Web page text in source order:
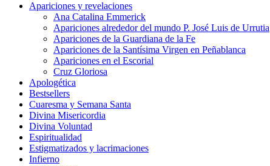
Apariciones y revelaciones
Ana Catalina Emmerick
Apariciones alrededor del mundo P. José Luis de Urrutia
Apariciones de la Guardiana de la Fe
Apariciones de la Santísima Virgen en Peñablanca
Apariciones en el Escorial
Cruz Gloriosa
Apologética
Bestsellers
Cuaresma y Semana Santa
Divina Misericordia
Divina Voluntad
Espiritualidad
Estigmatizados y lacrimaciones
Infierno